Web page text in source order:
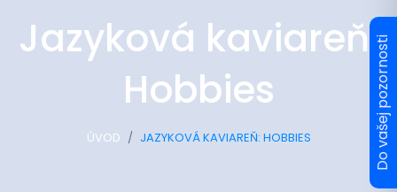
Jazyková kaviareň:
Hobbies
ÚVOD JAZYKOVÁ KAVIAREŇ: HOBBIES